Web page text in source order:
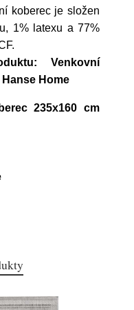
koberec je složen
1% latexu a 77%
Venkovní
Home
235x160 cm